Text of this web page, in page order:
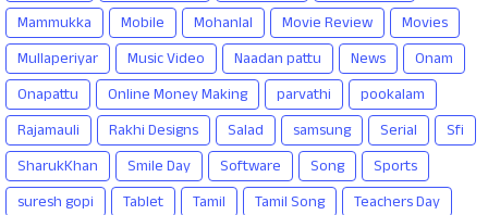
Mammukka
Mobile Mohanlal Movie Review
Movies
Mullaperiyar
Music Video Naadan pattu News
Onam
Onapattu
Online Money Making parvathi
pookalam
Rajamauli
Rakhi Designs Salad samsung Serial
Sfi
SharukKhan
Smile Day Software Song
Sports
suresh gopi
Tablet Tamil Tamil Song
Teachers Day